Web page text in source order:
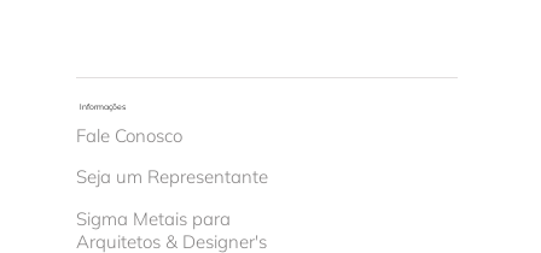
Informações
Fale Conosco
Seja um Representante
Sigma Metais para
Arquitetos & Designer's